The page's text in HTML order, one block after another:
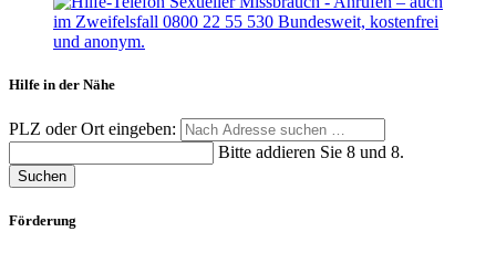
Hilfe in der Nähe
PLZ oder Ort eingeben:
Bitte addieren Sie 8 und 8.
Suchen
Förderung